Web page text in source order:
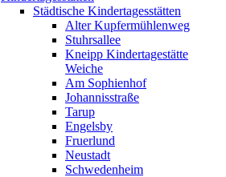
Städtische Kindertagesstätten
Alter Kupfermühlenweg
Stuhrsallee
Kneipp Kindertagestätte
Weiche
Am Sophienhof
Johannisstraße
Tarup
Engelsby
Fruerlund
Neustadt
Schwedenheim